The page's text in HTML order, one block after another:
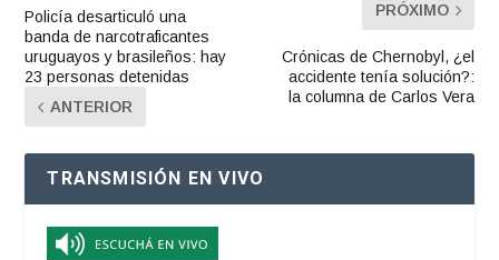
Policía desarticuló una
banda de narcotraficantes
uruguayos y brasileños: hay
23 personas detenidas
ANTERIOR
PRÓXIMO
Crónicas de Chernobyl, ¿el
accidente tenía solución?:
la columna de Carlos Vera
TRANSMISIÓN EN VIVO